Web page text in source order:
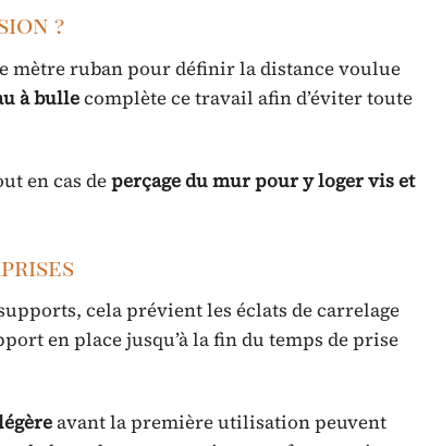
?
ruban pour définir la distance voulue
à bullecomplète ce travail afin d’éviter toute
en cas deperçage du mur pour y loger vis et
cela prévient les éclats de carrelage
en place jusqu’à la fin du temps de prise
avant la première utilisation peuvent